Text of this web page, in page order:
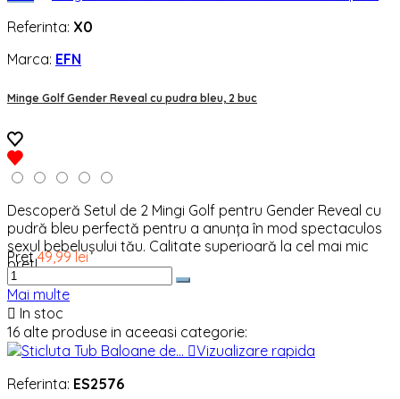
Referinta: X0
Marca: EFN
Minge Golf Gender Reveal cu pudra bleu, 2 buc
Descoperă Setul de 2 Mingi Golf pentru Gender Reveal cu
pudră bleu perfectă pentru a anunța în mod spectaculos
sexul bebelușului tău. Calitate superioară la cel mai mic
pret!
Pret 49,99 lei
Mai multe
 In stoc
16 alte produse in aceeasi categorie:
Vizualizare rapida
Referinta: ES2576